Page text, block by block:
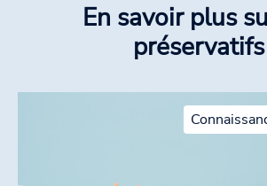
En savoir plus
préservatifs